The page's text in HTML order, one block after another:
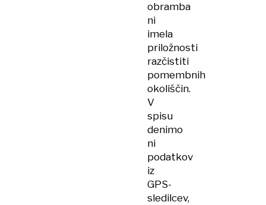
obramba
ni
imela
priložnosti
razčistiti
pomembnih
okoliščin.
V
spisu
denimo
ni
podatkov
iz
GPS-
sledilcev,